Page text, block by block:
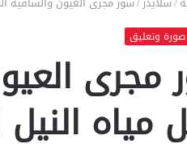
صورة وتعليق
مجرى
مياه